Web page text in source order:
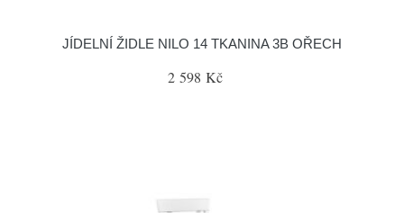
JÍDELNÍ ŽIDLE NILO 14 TKANINA 3B OŘECH
2 598 Kč